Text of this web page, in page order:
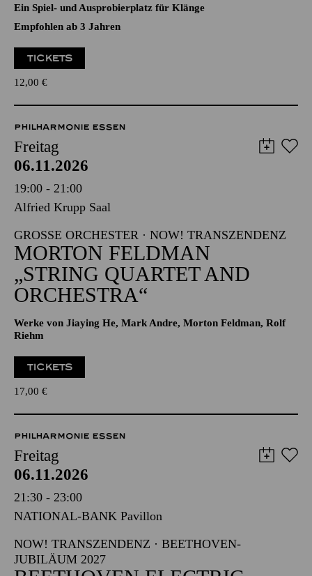
DAS KIND UND DAS DING
Ein Spiel- und Ausprobierplatz für Klänge
Empfohlen ab 3 Jahren
12,00€
PHILHARMONIE ESSEN
Freitag
06.11.2026
19:00 - 21:00
Alfried Krupp Saal
GROSSE ORCHESTER · NOW! TRANSZENDENZ
MORTON FELDMAN
„STRING QUARTET AND
ORCHESTRA“
Werke von Jiaying He, Mark Andre, Morton Feldman, Rolf
Riehm
17,00€
PHILHARMONIE ESSEN
Freitag
06.11.2026
21:30 - 23:00
NATIONAL-BANK Pavillon